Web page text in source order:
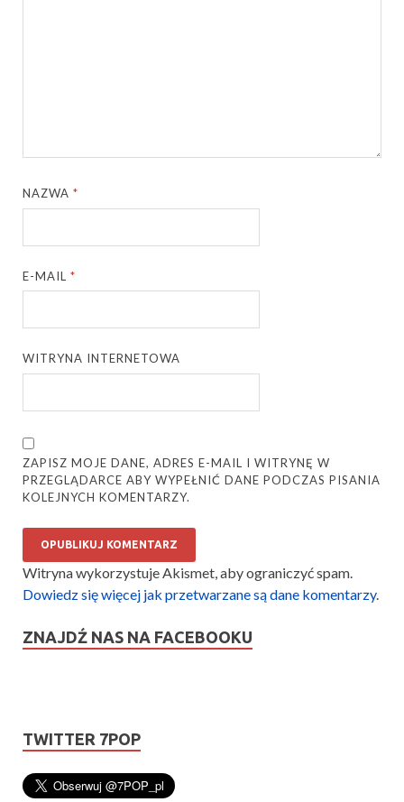
NAZWA*
E-MAIL*
WITRYNA INTERNETOWA
ZAPISZ MOJE DANE, ADRES E-MAIL I WITRYNĘ W
PRZEGLĄDARCE ABY WYPEŁNIĆ DANE PODCZAS PISANIA
KOLEJNYCH KOMENTARZY.
Witryna wykorzystuje Akismet, aby ograniczyć spam.
Dowiedz się więcej jak przetwarzane są dane komentarzy.
ZNAJDŹ NAS NA FACEBOOKU
TWITTER 7POP